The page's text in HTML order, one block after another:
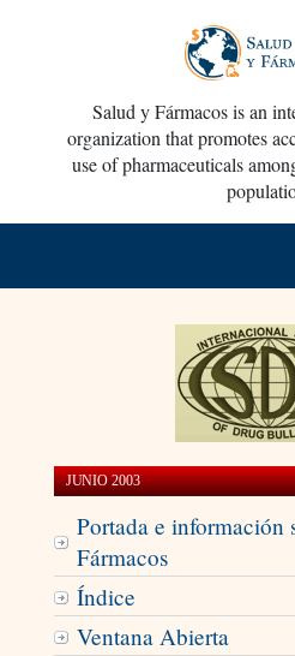
Salud y Fármacos is an
organization that promotes
use of pharmaceuticals
JUNIO 2003
Portada e información
Fármacos
Índice
Ventana Abierta